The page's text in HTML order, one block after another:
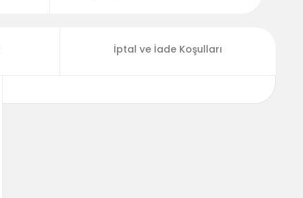
İptal ve İade Koşulları